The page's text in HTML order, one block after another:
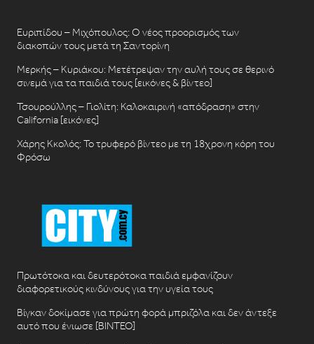
Ευριπίδου – Μιχόπουλος: Ο νέος προορισμός των
διακοπών τους μετά τη Σαντορίνη
Μερκής – Κυριάκου: Μετέτρεψαν την αυλή τους σε θερινό
σινεμά για τα παιδιά τους [εικόνες & βίντεο]
Τσουρούλλης – Γιολίτη: Καλοκαιρινή «απόδραση» στην
California [εικόνες]
Χάρης Κκολός: Το τρυφερό βίντεο με τη 18χρονη κόρη του
Φρόσω
Πρωτότοκα και δευτερότοκα παιδιά εμφανίζουν
διαφορετικούς κινδύνους για την υγεία τους
Βίγκαν δοκίμασε για πρώτη φορά μπριζόλα και δεν άντεξε
αυτό που ένιωσε [ΒΙΝΤΕΟ]